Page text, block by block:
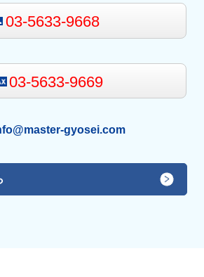
03-5633-9668
03-5633-9669
gyosei.com